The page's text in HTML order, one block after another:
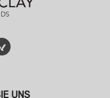
YouTube
UNS